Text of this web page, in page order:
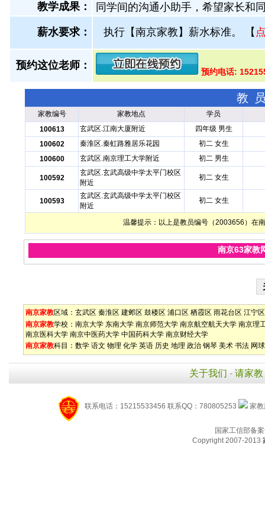
教学成果：
同学间的沟通小助手，希望家长和
薪水要求： 执行【南京家教】薪水标准。 【
预约这位老师：
预约电话:
教
家教编号 家教地点
学员
100613
玄武区.江南大厦附近
四年级 男生
100602
秦淮区.秦虹路雅居乐花园
初二 女生
100600
玄武区.南京理工大学附近 初二 男生
100592
玄武区.玄武高级中学太平门校区
附近
初二 女生
100593
玄武区.玄武高级中学太平门校区
附近
初二 女生
温馨提示：以上是教员编号（2003656）在
南京63家教
南京家教区域： 玄武区 秦淮区 建邺区 鼓楼区 浦口区 栖霞区 雨花台区 江宁区
南京家教学校： 南京大学 东南大学 南京师范大学 南京航空航天大学 南京理
南京医科大学 南京中医药大学 中国药科大学 南京财经大学
南京家教科目： 数学 语文 物理 化学 英语 历史 地理 政治 钢琴 美术 书法 网球
关于我们 - 请家教
联系电话：15215533456 联系QQ：780805253 家
国家工信部备
Copyright 2007-2013